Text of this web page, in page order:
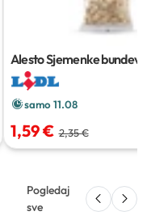
Alesto Sjemenke bundeve
samo 11.08
1,59 € 2,35 €
Pogledaj
sve